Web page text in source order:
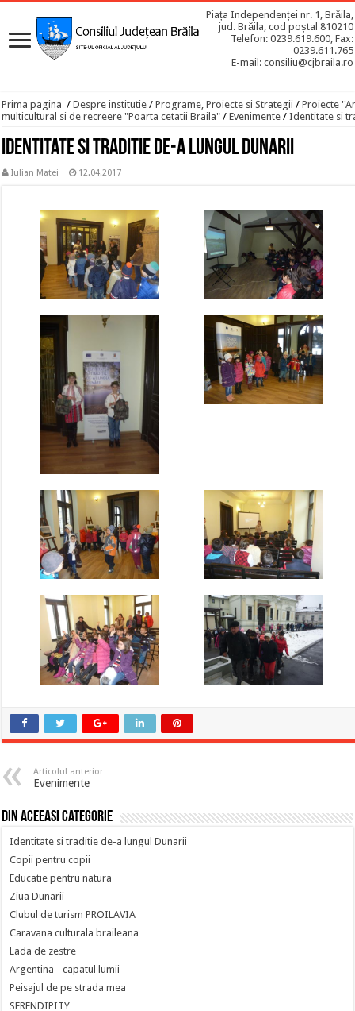
Piața Independenței nr. 1, Brăila,
jud. Brăila, cod poștal 810210
Telefon: 0239.619.600, Fax:
0239.611.765
E-mail: consiliu@cjbraila.ro
Prima pagina / Despre institutie / Programe, Proiecte si Strategii / Proiecte
multicultural si de recreere "Poarta cetatii Braila" / Evenimente / Identitate si
Identitate si traditie de-a lungul Dunarii
Iulian Matei 12.04.2017
Articolul anterior
Evenimente
Din aceeasi categorie
Identitate si traditie de-a lungul Dunarii
Copii pentru copii
Educatie pentru natura
Ziua Dunarii
Clubul de turism PROILAVIA
Caravana culturala braileana
Lada de zestre
Argentina - capatul lumii
Peisajul de pe strada mea
SERENDIPITY